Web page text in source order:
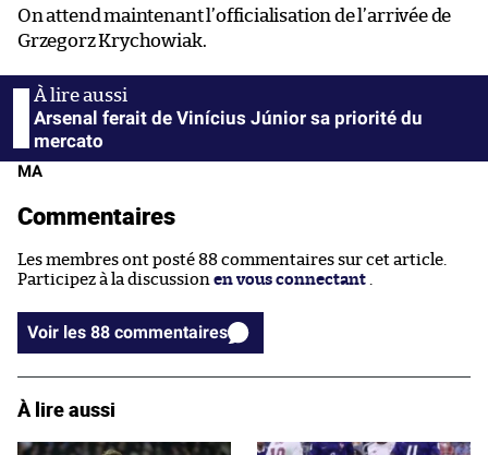
On attend maintenant l’officialisation de l’arrivée de
Grzegorz Krychowiak.
Arsenal ferait de Vinícius Júnior sa priorité du
mercato
MA
Commentaires
Les membres ont posté 88 commentaires sur cet article.
Participez à la discussion en vous connectant .
Voir les 88 commentaires
À lire aussi